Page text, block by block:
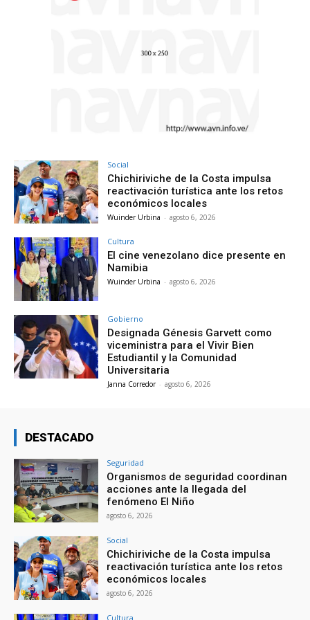
Social
Chichiriviche de la Costa impulsa
reactivación turística ante los retos
económicos locales
Wuinder Urbina - agosto 6, 2026
Cultura
El cine venezolano dice presente en
Namibia
Wuinder Urbina - agosto 6, 2026
Gobierno
Designada Génesis Garvett como
viceministra para el Vivir Bien
Estudiantil y la Comunidad
Universitaria
Janna Corredor - agosto 6, 2026
DESTACADO
Seguridad
Organismos de seguridad coordinan
acciones ante la llegada del
fenómeno El Niño
agosto 6, 2026
Social
Chichiriviche de la Costa impulsa
reactivación turística ante los retos
económicos locales
agosto 6, 2026
Cultura